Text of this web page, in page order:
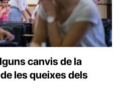
canvis de la
les queixes dels